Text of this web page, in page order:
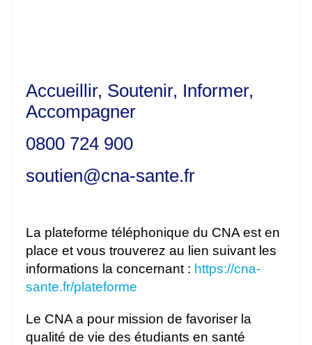
Accueillir, Soutenir, Informer,
Accompagner
0800 724 900
soutien@cna-sante.fr
La plateforme téléphonique du CNA est en
place et vous trouverez au lien suivant les
informations la concernant : https://cna-
sante.fr/plateforme
Le CNA a pour mission de favoriser la
qualité de vie des étudiants en santé